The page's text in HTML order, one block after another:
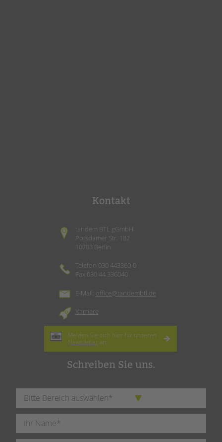
Kontakt
tandem BTL gGmbH
Potsdamer Str. 182
10783 Berlin
Telefon 030 443360-0
Fax 030 44 336040
E-Mail: office@tandembtl.de
Karriere
Melden Sie sich hier für unseren
Newsletter an.
Schreiben Sie uns.